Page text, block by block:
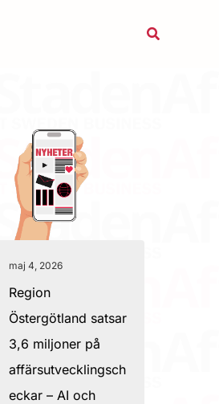
Sök
maj 4, 2026
Region
Östergötland satsar
3,6 miljoner på
affärsutvecklingsch
eckar – AI och